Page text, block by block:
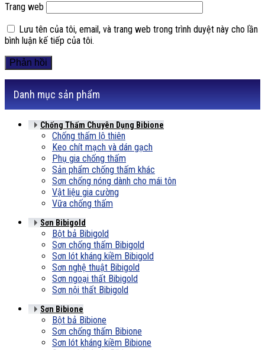
Trang web
Lưu tên của tôi, email, và trang web trong trình duyệt này cho lần
bình luận kế tiếp của tôi.
Danh mục sản phẩm
Chống Thấm Chuyên Dụng Bibione
Chống thấm lộ thiên
Keo chít mạch và dán gạch
Phụ gia chống thấm
Sản phẩm chống thấm khác
Sơn chống nóng dành cho mái tôn
Vật liệu gia cường
Vữa chống thấm
Sơn Bibigold
Bột bả Bibigold
Sơn chống thấm Bibigold
Sơn lót kháng kiềm Bibigold
Sơn nghệ thuật Bibigold
Sơn ngoại thất Bibigold
Sơn nội thất Bibigold
Sơn Bibione
Bột bả Bibione
Sơn chống thấm Bibione
Sơn lót kháng kiềm Bibione